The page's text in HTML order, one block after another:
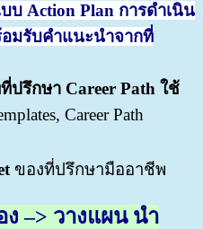
บ Action Plan การดำเนิน
อมรับคำแนะนำจากที่
ปรึกษา Career Path ใช้
Career Path
ของที่ปรึกษามืออาชีพ
–> วางแผน นำ